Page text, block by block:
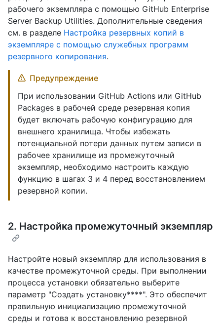
рабочего экземпляра с помощью GitHub Enterprise
Server Backup Utilities. Дополнительные сведения
см. в разделе Настройка резервных копий в
экземпляре с помощью служебных программ
резервного копирования.
Предупреждение
При использовании GitHub Actions или GitHub
Packages в рабочей среде резервная копия
будет включать рабочую конфигурацию для
внешнего хранилища. Чтобы избежать
потенциальной потери данных путем записи в
рабочее хранилище из промежуточный
экземпляр, необходимо настроить каждую
функцию в шагах 3 и 4 перед восстановлением
резервной копии.
2. Настройка промежуточный экземпляр
Настройте новый экземпляр для использования в
качестве промежуточной среды. При выполнении
процесса установки обязательно выберите
параметр "Создать установку****". Это обеспечит
правильную инициализацию промежуточной
среды и готова к восстановлению резервной